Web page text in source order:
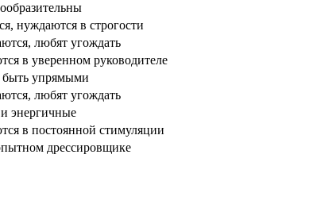
нуждаются в строгости
любят угождать
в уверенном руководителе
быть упрямыми
любят угождать
энергичные
в постоянной стимуляции
дрессировщике